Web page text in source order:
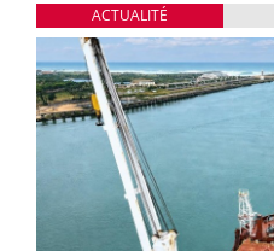
ACTUALITÉ